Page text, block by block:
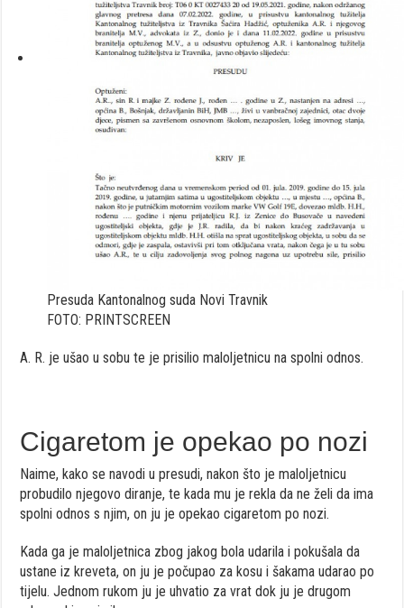
Presuda Kantonalnog suda Novi Travnik
FOTO: PRINTSCREEN
A. R. je ušao u sobu te je prisilio maloljetnicu na spolni odnos.
Cigaretom je opekao po nozi
Naime, kako se navodi u presudi, nakon što je maloljetnicu
probudilo njegovo diranje, te kada mu je rekla da ne želi da ima
spolni odnos s njim, on ju je opekao cigaretom po nozi.
Kada ga je maloljetnica zbog jakog bola udarila i pokušala da
ustane iz kreveta, on ju je počupao za kosu i šakama udarao po
tijelu. Jednom rukom ju je uhvatio za vrat dok ju je drugom